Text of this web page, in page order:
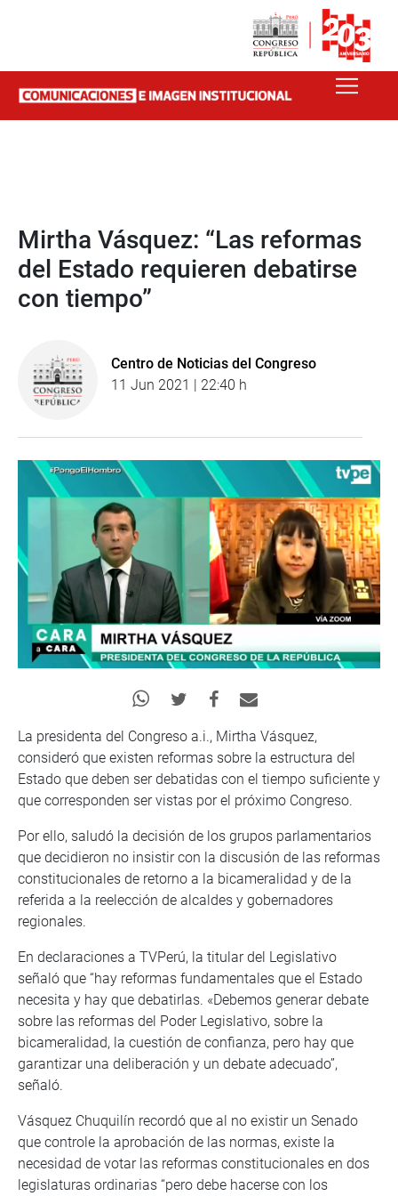
Mirtha Vásquez: “Las reformas
del Estado requieren debatirse
con tiempo”
Centro de Noticias del Congreso
11 Jun 2021 | 22:40 h
La presidenta del Congreso a.i., Mirtha Vásquez,
consideró que existen reformas sobre la estructura del
Estado que deben ser debatidas con el tiempo suficiente y
que corresponden ser vistas por el próximo Congreso.
Por ello, saludó la decisión de los grupos parlamentarios
que decidieron no insistir con la discusión de las reformas
constitucionales de retorno a la bicameralidad y de la
referida a la reelección de alcaldes y gobernadores
regionales.
En declaraciones a TVPerú, la titular del Legislativo
señaló que “hay reformas fundamentales que el Estado
necesita y hay que debatirlas. «Debemos generar debate
sobre las reformas del Poder Legislativo, sobre la
bicameralidad, la cuestión de confianza, pero hay que
garantizar una deliberación y un debate adecuado”,
señaló.
Vásquez Chuquilín recordó que al no existir un Senado
que controle la aprobación de las normas, existe la
necesidad de votar las reformas constitucionales en dos
legislaturas ordinarias “pero debe hacerse con los